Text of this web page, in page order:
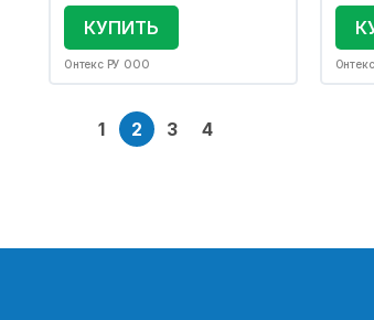
КУПИТЬ
Онтекс РУ ООО
1 2 3 4